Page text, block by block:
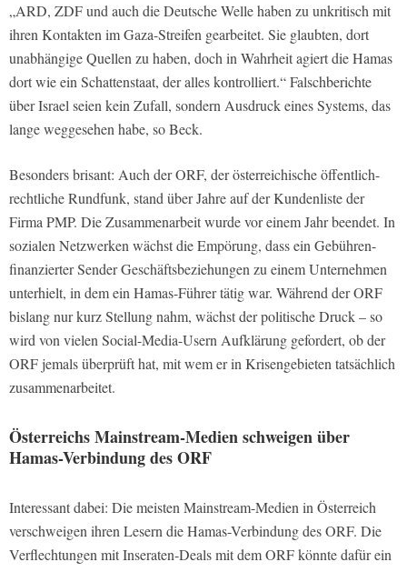
„ARD, ZDF und auch die Deutsche Welle haben zu unkritisch mit
ihren Kontakten im Gaza-Streifen gearbeitet. Sie glaubten, dort
unabhängige Quellen zu haben, doch in Wahrheit agiert die Hamas
dort wie ein Schattenstaat, der alles kontrolliert.“ Falschberichte
über Israel seien kein Zufall, sondern Ausdruck eines Systems, das
lange weggesehen habe, so Beck.
Besonders brisant: Auch der ORF, der österreichische öffentlich-
rechtliche Rundfunk, stand über Jahre auf der Kundenliste der
Firma PMP. Die Zusammenarbeit wurde vor einem Jahr beendet. In
sozialen Netzwerken wächst die Empörung, dass ein Gebühren-
finanzierter Sender Geschäftsbeziehungen zu einem Unternehmen
unterhielt, in dem ein Hamas-Führer tätig war. Während der ORF
bislang nur kurz Stellung nahm, wächst der politische Druck – so
wird von vielen Social-Media-Usern Aufklärung gefordert, ob der
ORF jemals überprüft hat, mit wem er in Krisengebieten tatsächlich
zusammenarbeitet.
Österreichs Mainstream-Medien schweigen über
Hamas-Verbindung des ORF
Interessant dabei: Die meisten Mainstream-Medien in Österreich
verschweigen ihren Lesern die Hamas-Verbindung des ORF. Die
Verflechtungen mit Inseraten-Deals mit dem ORF könnte dafür ein